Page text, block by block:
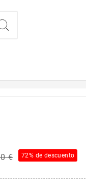
€ 72% de descuento